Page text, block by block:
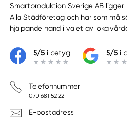
Smartproduktion Sverige AB ligger
Alla Städföretag och har som
hjälpande hand i valet av
5/5i betyg 5/5i
Telefonnummer
070 681 52 22
E-postadress